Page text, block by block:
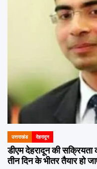
POSTED
IN
उत्तराखंड देहरादून
डीएम देहरादून की
तीन दिन के भीतर तैयार हो